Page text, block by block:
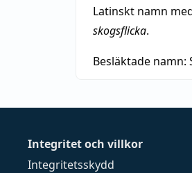
Latinskt namn
skogsflicka.
Besläktade namn:
Integritet och villkor
Integritetsskydd